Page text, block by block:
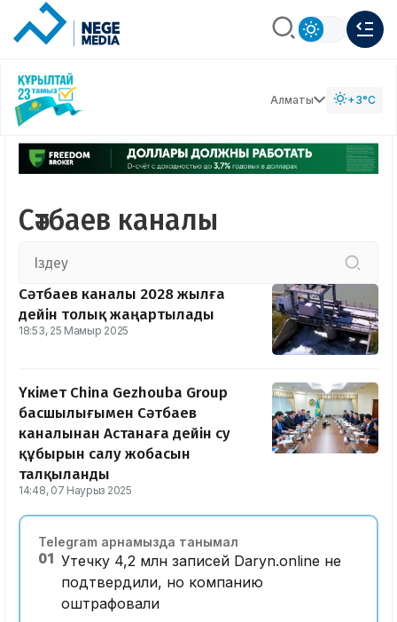
Алматы +3°C
Сәтбаев каналы
Сәтбаев каналы 2028 жылға
дейін толық жаңартылады
18:53, 25 Мамыр 2025
Үкімет China Gezhouba Group
басшылығымен Сәтбаев
каналынан Астанаға дейін су
құбырын салу жобасын
талқыланды
14:48, 07 Наурыз 2025
Telegram арнамызда танымал
01 Утечку 4,2 млн записей Daryn.online не
подтвердили, но компанию
оштрафовали